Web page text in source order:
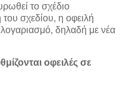
το σχέδιο
σχεδίου, η οφειλή
λογαριασμό, δηλαδή με νέα
οφειλές σε